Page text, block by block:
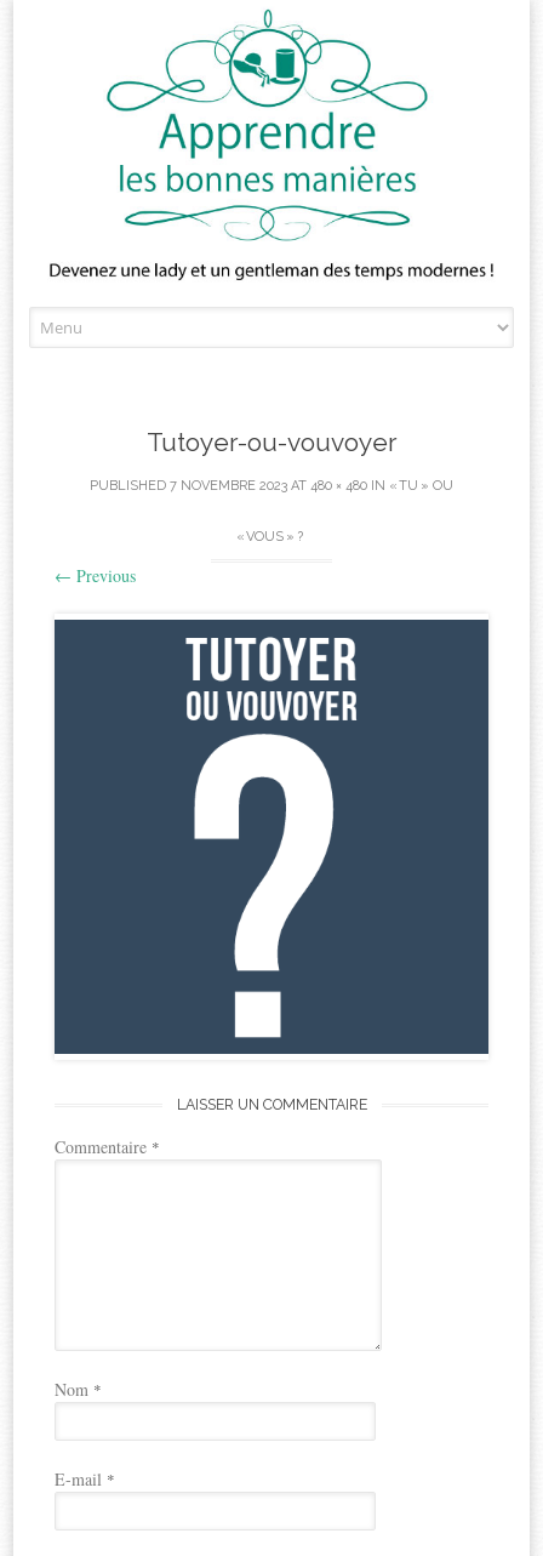
to
Tutoyer-ou-vouvoyer
PUBLISHED 7 NOVEMBRE 2023 AT 480 × 480 IN « TU » OU
« VOUS » ?
← Previous
LAISSER UN COMMENTAIRE
Commentaire *
Nom *
E-mail *